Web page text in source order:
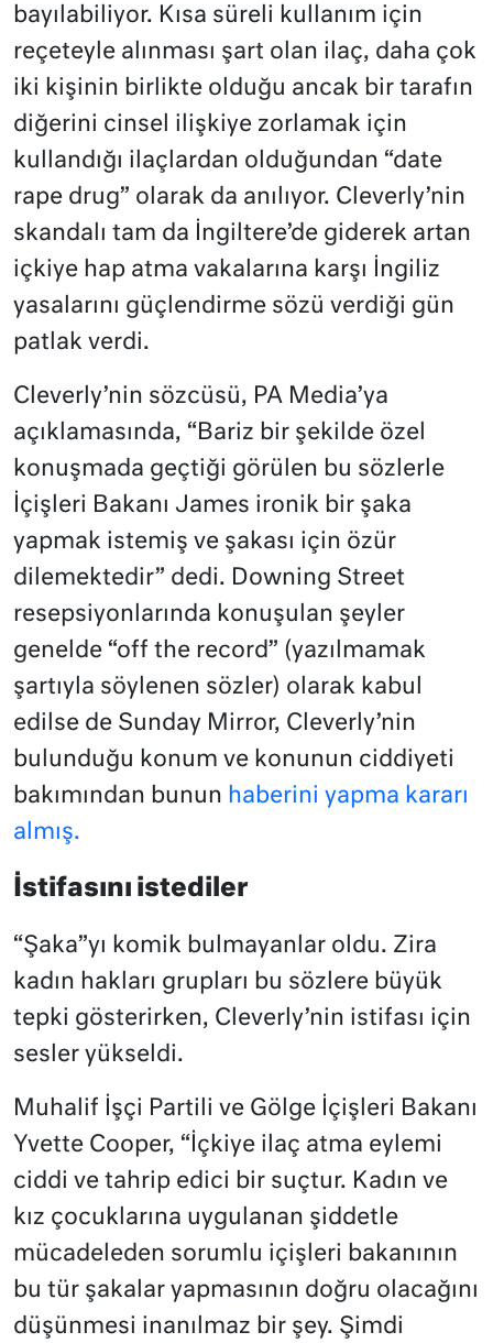
bayılabiliyor. Kısa süreli kullanım için
reçeteyle alınması şart olan ilaç, daha çok
iki kişinin birlikte olduğu ancak bir tarafın
diğerini cinsel ilişkiye zorlamak için
kullandığı ilaçlardan olduğundan “date
rape drug” olarak da anılıyor. Cleverly’nin
skandalı tam da İngiltere’de giderek artan
içkiye hap atma vakalarına karşı İngiliz
yasalarını güçlendirme sözü verdiği gün
patlak verdi.
Cleverly’nin sözcüsü, PA Media’ya
açıklamasında, “Bariz bir şekilde özel
konuşmada geçtiği görülen bu sözlerle
İçişleri Bakanı James ironik bir şaka
yapmak istemiş ve şakası için özür
dilemektedir” dedi. Downing Street
resepsiyonlarında konuşulan şeyler
genelde “off the record” (yazılmamak
şartıyla söylenen sözler) olarak kabul
edilse de Sunday Mirror, Cleverly’nin
bulunduğu konum ve konunun ciddiyeti
bakımından bunun haberini yapma kararı
almış.
İstifasını istediler
“Şaka”yı komik bulmayanlar oldu. Zira
kadın hakları grupları bu sözlere büyük
tepki gösterirken, Cleverly’nin istifası için
sesler yükseldi.
Muhalif İşçi Partili ve Gölge İçişleri Bakanı
Yvette Cooper, “İçkiye ilaç atma eylemi
ciddi ve tahrip edici bir suçtur. Kadın ve
kız çocuklarına uygulanan şiddetle
mücadeleden sorumlu içişleri bakanının
bu tür şakalar yapmasının doğru olacağını
düşünmesi inanılmaz bir şey. Şimdi